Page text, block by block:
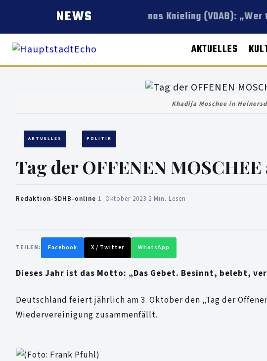
NEWS Thomas Knieling (VDAB):
AKTUELLES
Khadija Moschee in
AKTUELLES POLITIK
Tag der OFFENEN
Redaktion-SDHB-online 1. Oktober 2023 2 Min. Lesen
TEILEN: Facebook X / Twitter WhatsApp
Dieses Jahr ist das Motto: „Das Gebet. Besinnt, belebt,
Deutschland feiert jährlich am 3. Oktober den „Tag der
Wiedervereinigung zusammenfällt.